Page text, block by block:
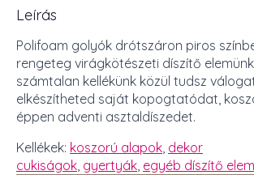
Leírás
Polifoam golyók drótszáron piros
rengeteg virágkötészeti díszítő
számtalan kellékünk közül tudsz
elkészítheted saját kopogtatódat,
éppen adventi asztaldíszedet.
Kellékek: koszorú alapok, dekor
cukiságok, gyertyák, egyéb díszítő